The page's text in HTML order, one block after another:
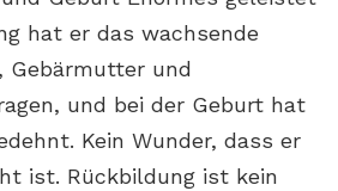
hat er das wachsende
Gebärmutter und
und bei der Geburt hat
Kein Wunder, dass er
ist. Rückbildung ist kein